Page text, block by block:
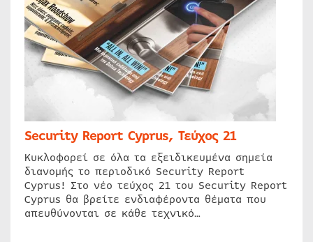
Security Report Cyprus, Τεύχος 21
Κυκλοφορεί σε όλα τα εξειδικευμένα σημεία
διανομής το περιοδικό Security Report
Cyprus! Στο νέο τεύχος 21 του Security Report
Cyprus θα βρείτε ενδιαφέροντα θέματα που
απευθύνονται σε κάθε τεχνικό…